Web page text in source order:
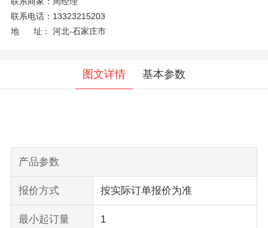
联系电话： 13323215203
地 址：
河北-石家庄市
图文详情 基本参数
产品参数
报价方式 按实际订单报价为准
最小起订量 1